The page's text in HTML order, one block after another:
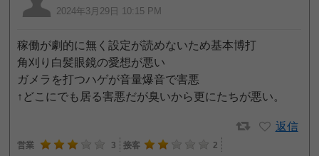
2024年3月29日 10:15 PM
稼働が劇的に無く設定が読めないため基本博打
角刈り白髪眼鏡の愛想が悪い
ガメラを打つハゲが音量爆音で害悪
↑どこにでも居る害悪だが臭いから更にたちが悪い。
返信
営業 3 接客
2